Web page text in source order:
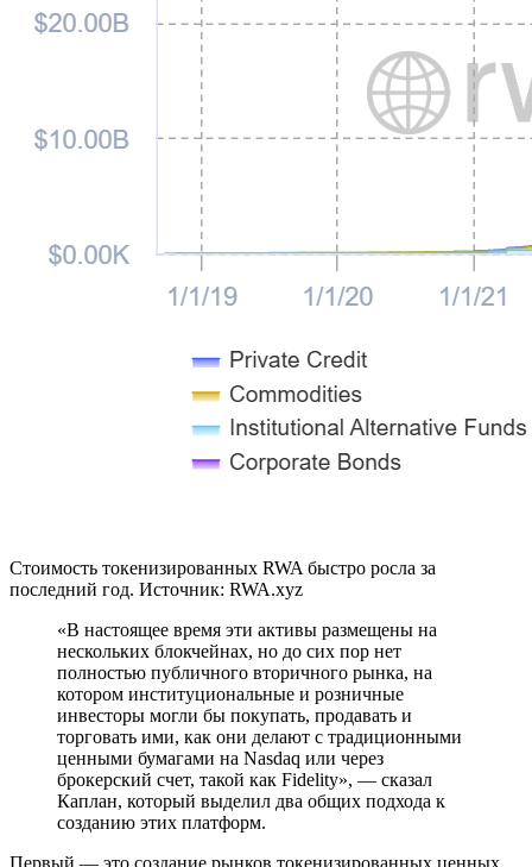
Стоимость токенизированных RWA быстро росла за
последний год. Источник: RWA.xyz
«В настоящее время эти активы размещены на
нескольких блокчейнах, но до сих пор нет
полностью публичного вторичного рынка, на
котором институциональные и розничные
инвесторы могли бы покупать, продавать и
торговать ими, как они делают с традиционными
ценными бумагами на Nasdaq или через
брокерский счет, такой как Fidelity», — сказал
Каплан, который выделил два общих подхода к
созданию этих платформ.